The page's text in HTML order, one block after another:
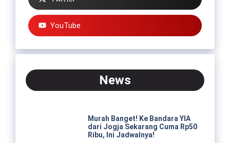
YouTube
News
Murah Banget! Ke Bandara YIA
dari Jogja Sekarang Cuma Rp50
Ribu, Ini Jadwalnya!